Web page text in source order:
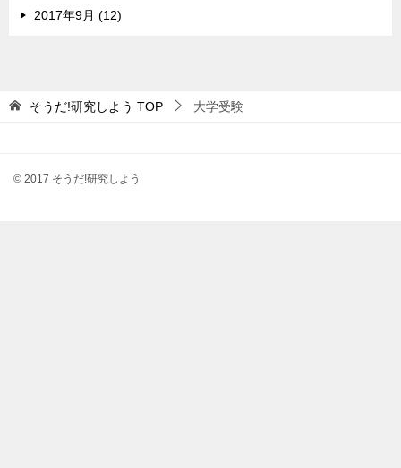
2017年9月 (12)
そうだ!研究しよう TOP 大学受験
© 2017 そうだ!研究しよう